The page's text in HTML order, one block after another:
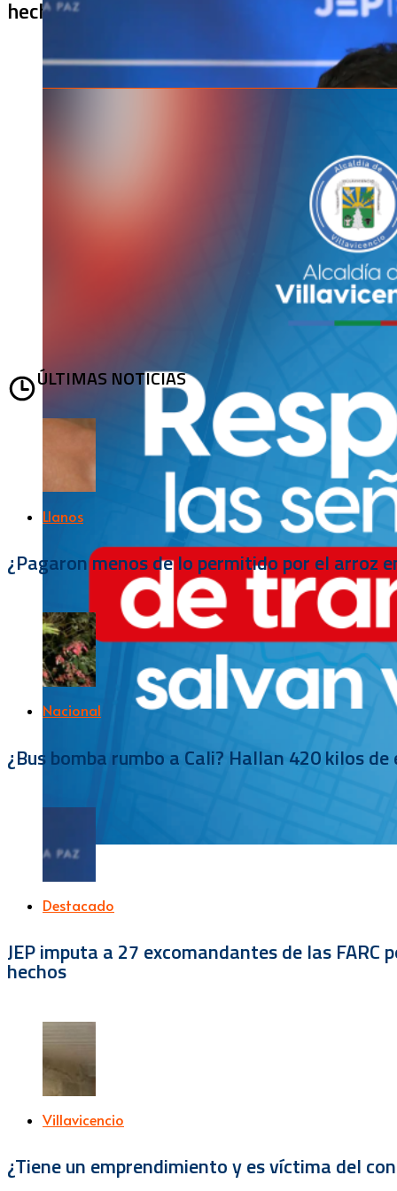
hechos
ÚLTIMAS NOTICIAS
Llanos
¿Pagaron menos de lo permitido por el arroz
Nacional
¿Bus bomba rumbo a Cali? Hallan 420 kilos
Destacado
JEP imputa a 27 excomandantes de las
hechos
Villavicencio
¿Tiene un emprendimiento y es víctima del